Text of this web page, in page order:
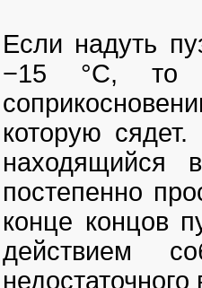
Если надуть
−15 °C, то
которую
находящийся
постепенно
конце концов
действием